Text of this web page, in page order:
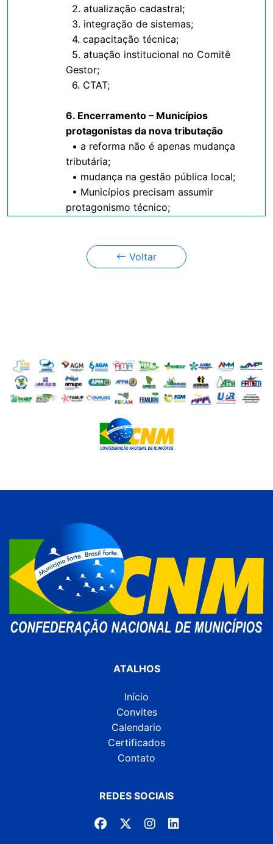
2. atualização cadastral;
3. integração de sistemas;
4. capacitação técnica;
5. atuação institucional no Comitê
Gestor;
6. CTAT;
6. Encerramento – Municípios
protagonistas da nova tributação
• a reforma não é apenas mudança
tributária;
• mudança na gestão pública local;
• Municípios precisam assumir
protagonismo técnico;
Voltar
ATALHOS
Início
Convites
Calendario
Certificados
Contato
REDES SOCIAIS